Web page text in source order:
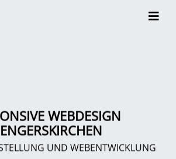
WEBDESIGN
UND WEBENTWICKLUNG